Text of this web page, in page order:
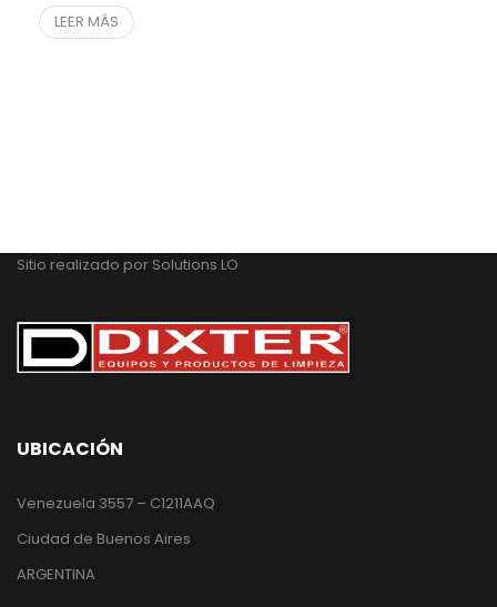
LEER MÁS
Sitio realizado por Solutions LO
UBICACIÓN
Venezuela 3557 – C1211AAQ
Ciudad de Buenos Aires
ARGENTINA